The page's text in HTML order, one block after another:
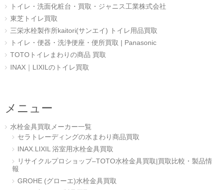
トイレ・洗面化粧台・買取・ジャニス工業株式会社
東芝トイレ買取
三栄水栓製作所kaitori(サンエイ) トイレ用品買取
トイレ・便器・洗浄便座・便所買取 | Panasonic
TOTOトイレまわりの商品 買取
INAX｜LIXILのトイレ買取
メニュー
水栓金具買取メーカー一覧
セラトレーディングの水まわり商品買取
INAX.LIXIL 浴室用水栓金具買取
リサイクルプロショップ–TOTO水栓金具買取|買取比較・製品情
報
GROHE (グローエ)水栓金具買取